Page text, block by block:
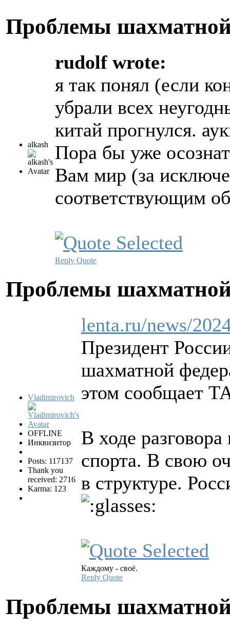
Проблемы
alkash
rudolf wrote:
я так понял (если
убрали всех
китай прогнулся.
Пора бы уже
Вам мир (за
соответствующим
Reply Quote
Проблемы
Vladimirovich
OFFLINE
Инквизитор
Posts: 117137
Thank you
received: 2716
Karma: 123
lenta.ru/news/
Президент
шахматной
этом сообщает
В ходе
спорта. В свою
в структуре.
Каждому - своё.
Reply Quote
Проблемы